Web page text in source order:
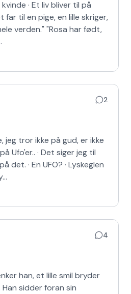
· Et liv bliver til på
far til en pige, en lille skriger,
verden." "Rosa har født,
2
jeg tror ikke på gud, er ikke
Ufo'er.. · Det siger jeg til
det. · En UFO? · Lyskeglen
4
han, et lille smil bryder
sidder foran sin